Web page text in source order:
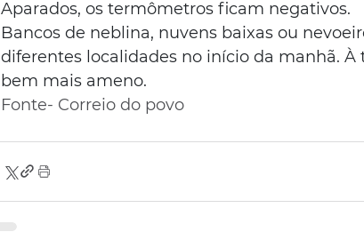
Aparados, os termômetros ficam negativos.
Bancos de neblina, nuvens baixas ou
diferentes localidades no início da manhã. À
bem mais ameno.
Fonte- Correio do povo